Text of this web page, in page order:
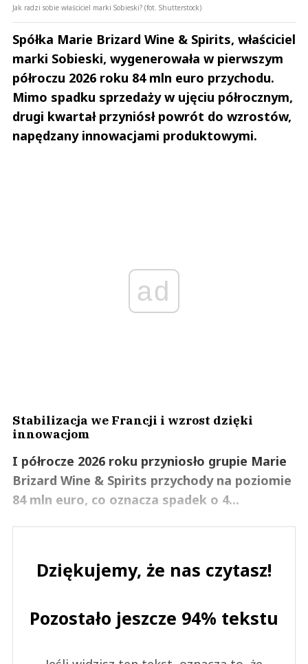
Jak radzi sobie właściciel marki Sobieski? (fot. Shutterstock)
Spółka Marie Brizard Wine & Spirits, właściciel
marki Sobieski, wygenerowała w pierwszym
półroczu 2026 roku 84 mln euro przychodu.
Mimo spadku sprzedaży w ujęciu półrocznym,
drugi kwartał przyniósł powrót do wzrostów,
napędzany innowacjami produktowymi.
ad
Stabilizacja we Francji i wzrost dzięki
innowacjom
I półrocze 2026 roku przyniosło grupie Marie
Brizard Wine & Spirits przychody na poziomie
84 mln euro, co oznacza spadek o 4...
Dziękujemy, że nas czytasz!
Pozostało jeszcze 94% tekstu